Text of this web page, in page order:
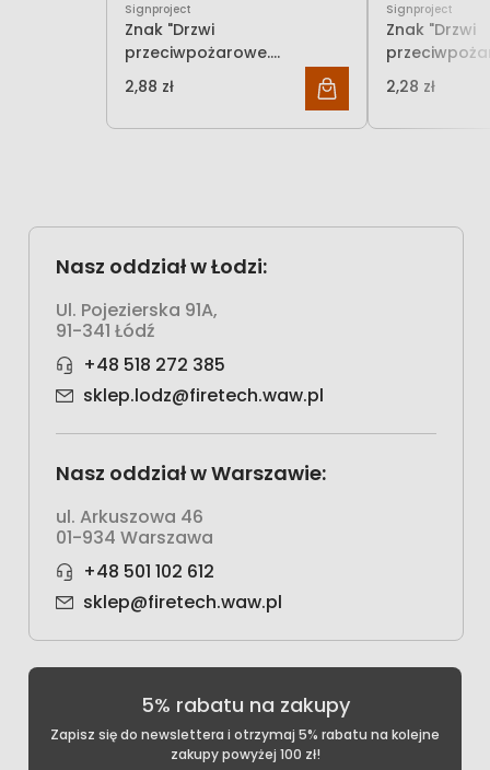
Signproject
Znak "Drzwi
przeciwpożarowe.
Zamykać! (w lewo)"
Signproject
2,88 zł 2,34 zł
Signproject
Znak "Drzwi
Zamykać!
Signproject
2,28 zł
Nasz oddział w Łodzi:
Ul. Pojezierska 91A,
91-341 Łódź
+48 518 272 385
sklep.lodz@firetech.waw.pl
Nasz oddział w Warszawie:
ul. Arkuszowa 46
01-934 Warszawa
+48 501 102 612
sklep@firetech.waw.pl
5% rabatu na zakupy
Zapisz się do newslettera i otrzymaj 5% rabatu na kolejne
zakupy powyżej 100 zł!